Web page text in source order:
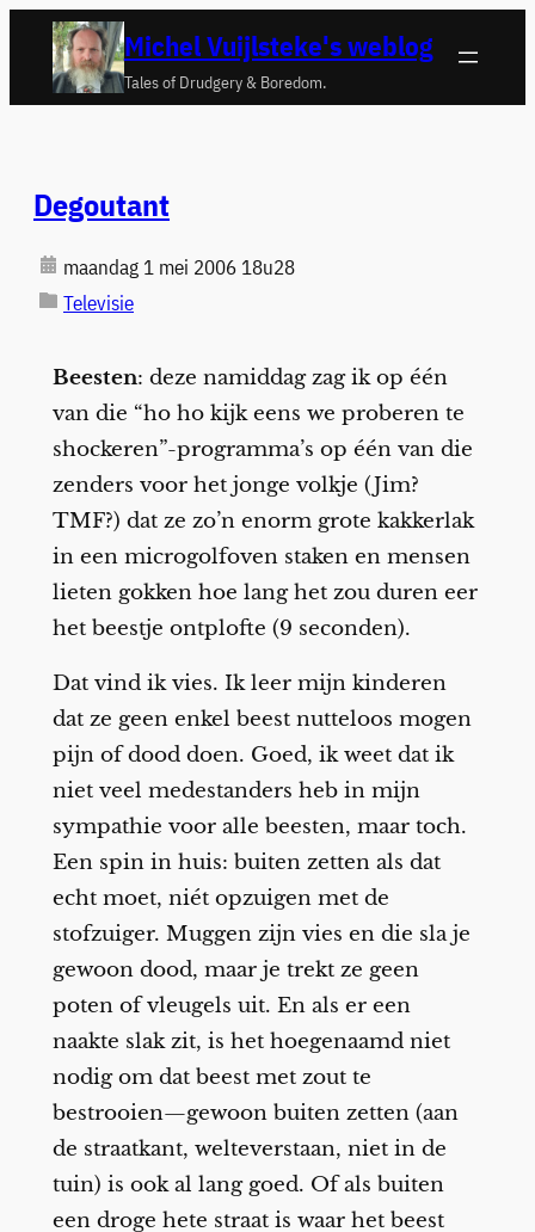
naar
Michel Vuijlsteke's weblog
Tales of Drudgery & Boredom.
Degoutant
maandag 1 mei 2006 18u28
Televisie
Beesten: deze namiddag zag ik op één
van die “ho ho kijk eens we proberen te
shockeren”-programma’s op één van die
zenders voor het jonge volkje (Jim?
TMF?) dat ze zo’n enorm grote kakkerlak
in een microgolfoven staken en mensen
lieten gokken hoe lang het zou duren eer
het beestje ontplofte (9 seconden).
Dat vind ik vies. Ik leer mijn kinderen
dat ze geen enkel beest nutteloos mogen
pijn of dood doen. Goed, ik weet dat ik
niet veel medestanders heb in mijn
sympathie voor alle beesten, maar toch.
Een spin in huis: buiten zetten als dat
echt moet, niét opzuigen met de
stofzuiger. Muggen zijn vies en die sla je
gewoon dood, maar je trekt ze geen
poten of vleugels uit. En als er een
naakte slak zit, is het hoegenaamd niet
nodig om dat beest met zout te
bestrooien—gewoon buiten zetten (aan
de straatkant, welteverstaan, niet in de
tuin) is ook al lang goed. Of als buiten
een droge hete straat is waar het beest